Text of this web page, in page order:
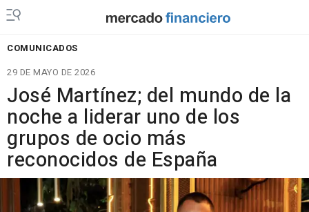
COMUNICADOS
29 DE MAYO DE 2026
José Martínez; del mundo de la
noche a liderar uno de los
grupos de ocio más
reconocidos de España